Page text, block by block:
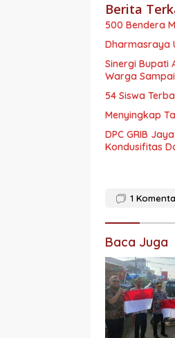
Berita
500 Bendera
Dharmasraya
Sinergi Bupati
Warga
54 Siswa
Menyingkap
DPC GRIB
Kondusifitas
1
Baca Juga